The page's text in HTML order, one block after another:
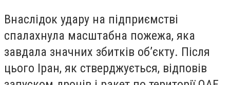
Внаслідок удару на підприємстві
спалахнула масштабна пожежа, яка
завдала значних збитків об’єкту. Після
цього Іран, як стверджується, відповів